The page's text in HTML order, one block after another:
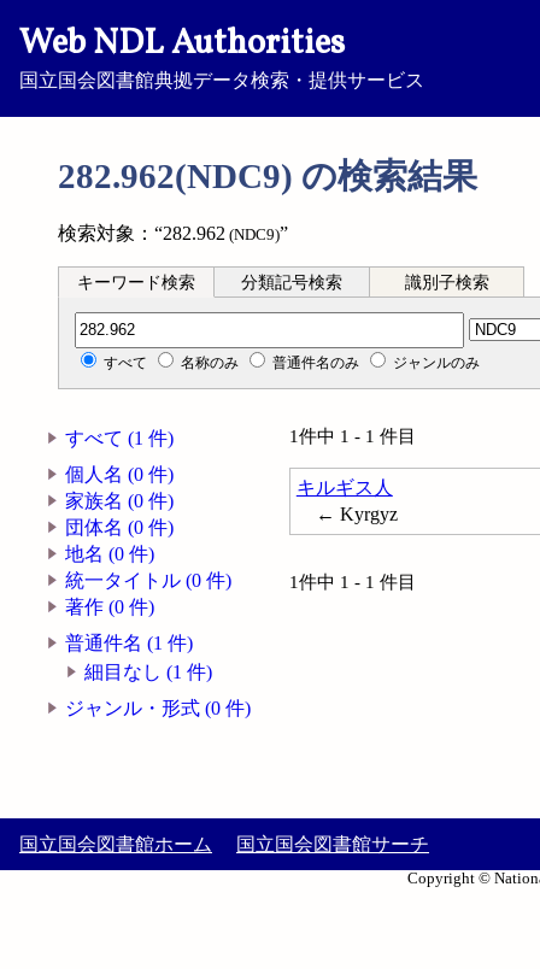
Web NDL Authorities
国立国会図書館典拠データ検索・提供サービス
282.962(NDC9) の検索結果
検索対象：“282.962 (NDC9)”
キーワード検索 分類記号検索 識別子検索
分類記号検索
すべて 名称のみ 普通件名のみ ジャンルのみ
すべて (1 件)
個人名 (0 件)
家族名 (0 件)
団体名 (0 件)
地名 (0 件)
統一タイトル (0 件)
著作 (0 件)
普通件名 (1 件)
細目なし (1 件)
ジャンル・形式 (0 件)
1件中 1 - 1 件目
キルギス人
← Kyrgyz
1件中 1 - 1 件目
国立国会図書館ホーム 国立国会図書館サーチ
Copyright ©